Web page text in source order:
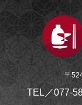
〒
TEL／077-